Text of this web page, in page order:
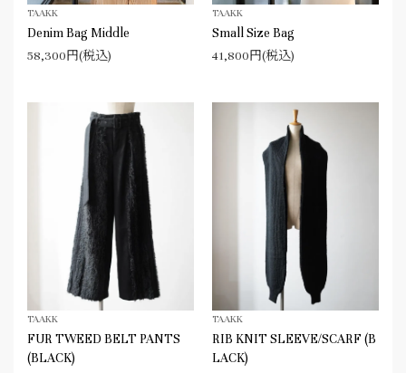
TAAKK
Denim Bag Middle
58,300円(税込)
TAAKK
Small Size Bag
41,800円(税込)
TAAKK
FUR TWEED BELT PANTS
(BLACK)
TAAKK
RIB KNIT SLEEVE/SCARF (B
LACK)